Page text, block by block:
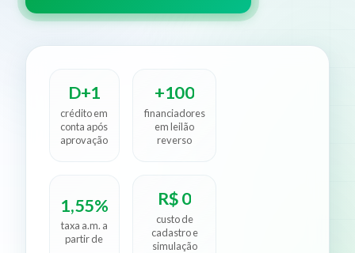
D+1
crédito em
conta após
aprovação
+100
financiadores
em leilão
reverso
1,55%
taxa a.m. a
partir de
R$ 0
custo de
cadastro e
simulação